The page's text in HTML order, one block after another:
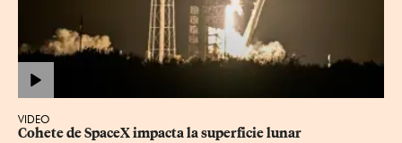
VIDEO
Cohete de SpaceX impacta la superficie lunar